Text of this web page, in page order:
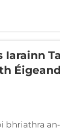
Tá na
Iarainn
bhriathra